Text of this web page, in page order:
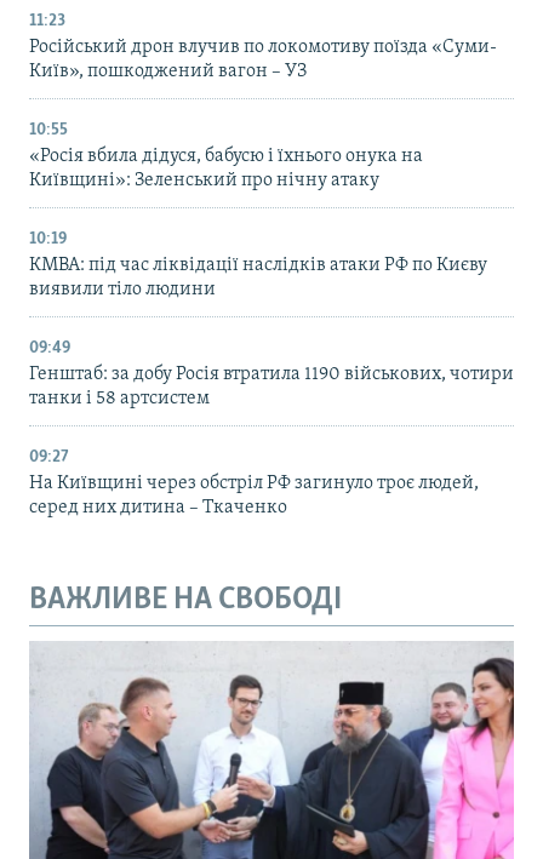
11:23
Російський дрон влучив по локомотиву поїзда «Суми-
Київ», пошкоджений вагон – УЗ
10:55
«Росія вбила дідуся, бабусю і їхнього онука на
Київщині»: Зеленський про нічну атаку
10:19
КМВА: під час ліквідації наслідків атаки РФ по Києву
виявили тіло людини
09:49
Генштаб: за добу Росія втратила 1190 військових, чотири
танки і 58 артсистем
09:27
На Київщині через обстріл РФ загинуло троє людей,
серед них дитина – Ткаченко
ВАЖЛИВЕ НА СВОБОДІ